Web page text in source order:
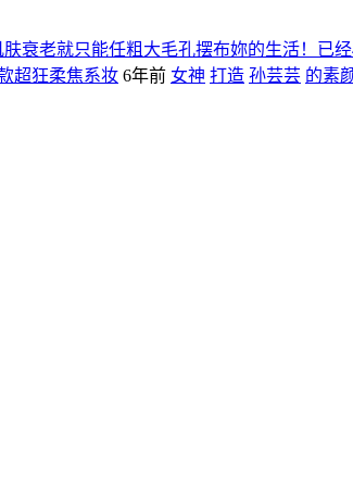
衰老就只能任粗大毛孔摆布妳的生活！已
超狂柔焦系妆 6年前 女神 打造 孙芸芸 的素